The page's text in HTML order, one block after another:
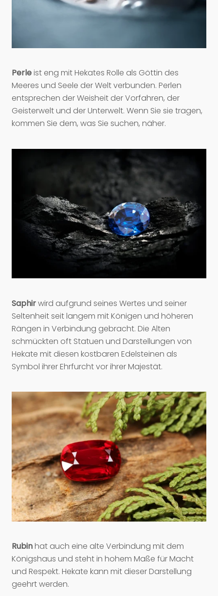
Perleist eng mit Hekates Rolle als Göttin des
Meeres und Seele der Welt verbunden. Perlen
entsprechen der Weisheit der Vorfahren, der
Geisterwelt und der Unterwelt. Wenn Sie sie tragen,
kommen Sie dem, was Sie suchen, näher.
Saphirwird aufgrund seines Wertes und seiner
Seltenheit seit langem mit Königen und höheren
Rängen in Verbindung gebracht. Die Alten
schmückten oft Statuen und Darstellungen von
Hekate mit diesen kostbaren Edelsteinen als
Symbol ihrer Ehrfurcht vor ihrer Majestät.
Rubinhat auch eine alte Verbindung mit dem
Königshaus und steht in hohem Maße für Macht
und Respekt. Hekate kann mit dieser Darstellung
geehrt werden.